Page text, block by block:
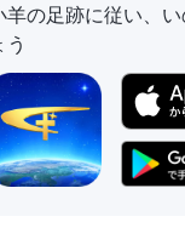
26:36
羊の足跡に従い、
う